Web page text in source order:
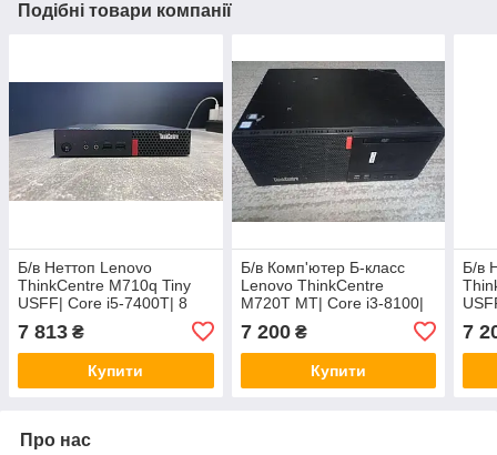
Подібні товари компанії
Б/в Неттоп Lenovo
ThinkCentre M710q Tiny
USFF| Core i5-7400T| 8
GB RAM| 120 GB SSD| HD
630
7 813 ₴
Купити
Б/в Комп'ютер Б-класс
Lenovo ThinkCentre
M720T MT| Core i3-8100|
8 GB RAM| 512 GB SSD|
UHD 630
7 200₴
Купити
Б/в
530
7
Про нас